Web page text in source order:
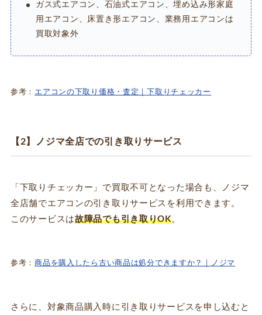
ガス式エアコン、石油式エアコン、埋め込み形家庭
用エアコン、床置き形エアコン、業務用エアコンは
買取対象外
参考： エアコンの下取り価格・査定｜下取りチェッカー
【2】ノジマ全店での引き取りサービス
「下取りチェッカー」で買取不可となった場合も、ノジマ
全店舗でエアコンの引き取りサービスを利用できます。
このサービスは故障品でも引き取りOK。
参考：商品を購入したら古い商品は処分できますか？｜ノジマ
さらに、対象商品購入時に引き取りサービスを申し込むと